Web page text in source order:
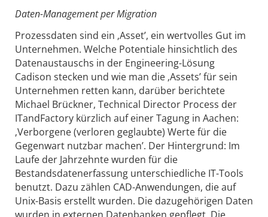
Daten-Management per Migration
Prozessdaten sind ein ‚Asset’, ein wertvolles Gut im
Unternehmen. Welche Potentiale hinsichtlich des
Datenaustauschs in der Engineering-Lösung
Cadison stecken und wie man die ‚Assets’ für sein
Unternehmen retten kann, darüber berichtete
Michael Brückner, Technical Director Process der
ITandFactory kürzlich auf einer Tagung in Aachen:
‚Verborgene (verloren geglaubte) Werte für die
Gegenwart nutzbar machen’. Der Hintergrund: Im
Laufe der Jahrzehnte wurden für die
Bestandsdatenerfassung unterschiedliche IT-Tools
benutzt. Dazu zählen CAD-Anwendungen, die auf
Unix-Basis erstellt wurden. Die dazugehörigen Daten